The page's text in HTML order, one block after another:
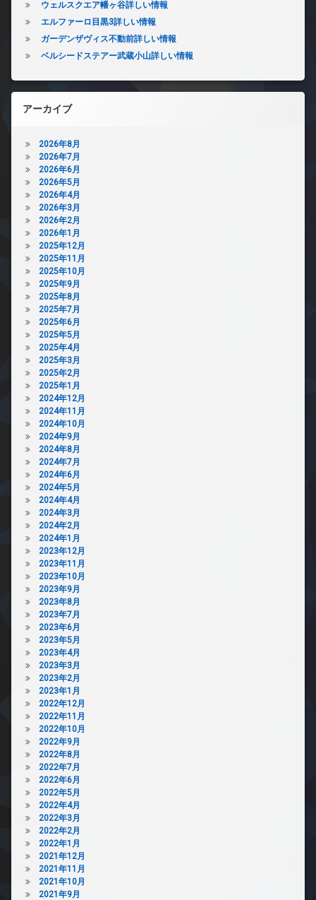
ウェルスクエア幡ヶ谷詳しい情報
エルファーロ目黒3詳しい情報
ガーデンザヴィス不動前詳しい情報
ベルシードステアー武蔵小山詳しい情報
アーカイブ
2026年8月
2026年7月
2026年6月
2026年5月
2026年4月
2026年3月
2026年2月
2026年1月
2025年12月
2025年11月
2025年10月
2025年9月
2025年8月
2025年7月
2025年6月
2025年5月
2025年4月
2025年3月
2025年2月
2025年1月
2024年12月
2024年11月
2024年10月
2024年9月
2024年8月
2024年7月
2024年6月
2024年5月
2024年4月
2024年3月
2024年2月
2024年1月
2023年12月
2023年11月
2023年10月
2023年9月
2023年8月
2023年7月
2023年6月
2023年5月
2023年4月
2023年3月
2023年2月
2023年1月
2022年12月
2022年11月
2022年10月
2022年9月
2022年8月
2022年7月
2022年6月
2022年5月
2022年4月
2022年3月
2022年2月
2022年1月
2021年12月
2021年11月
2021年10月
2021年9月